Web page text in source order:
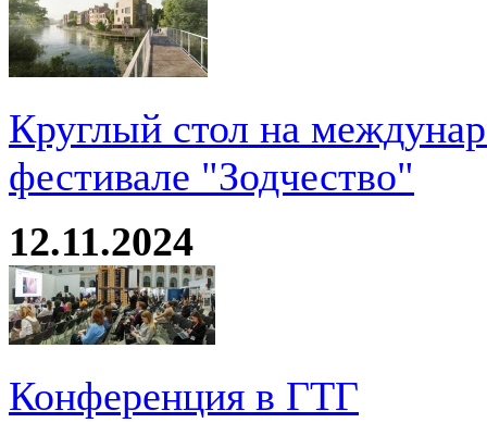
Круглый стол на
фестивале "Зодчество"
12.11.2024
Конференция в ГТГ